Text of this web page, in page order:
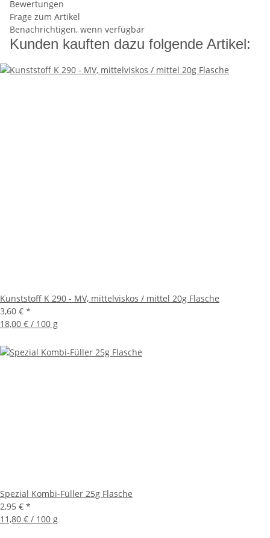
Bewertungen
Frage zum Artikel
Benachrichtigen, wenn verfügbar
Kunden kauften dazu folgende Artikel:
Kunststoff K 290 - MV, mittelviskos / mittel 20g Flasche
3,60 € *
18,00 € / 100 g
Spezial Kombi-Füller 25g Flasche
2,95 € *
11,80 € / 100 g